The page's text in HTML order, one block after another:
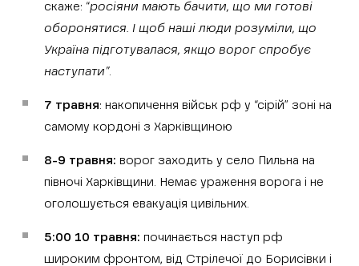
скаже: “росіяни мають бачити, що ми готові
оборонятися. І щоб наші люди розуміли, що
Україна підготувалася, якщо ворог спробує
наступати”.
7 травня: накопичення військ рф у “сірій” зоні на
самому кордоні з Харківщиною
8-9 травня: ворог заходить у село Пильна на
півночі Харківщини. Немає ураження ворога і не
оголошується евакуація цивільних.
5:00 10 травня: починається наступ рф
широким фронтом, від Стрілечої до Борисівки і